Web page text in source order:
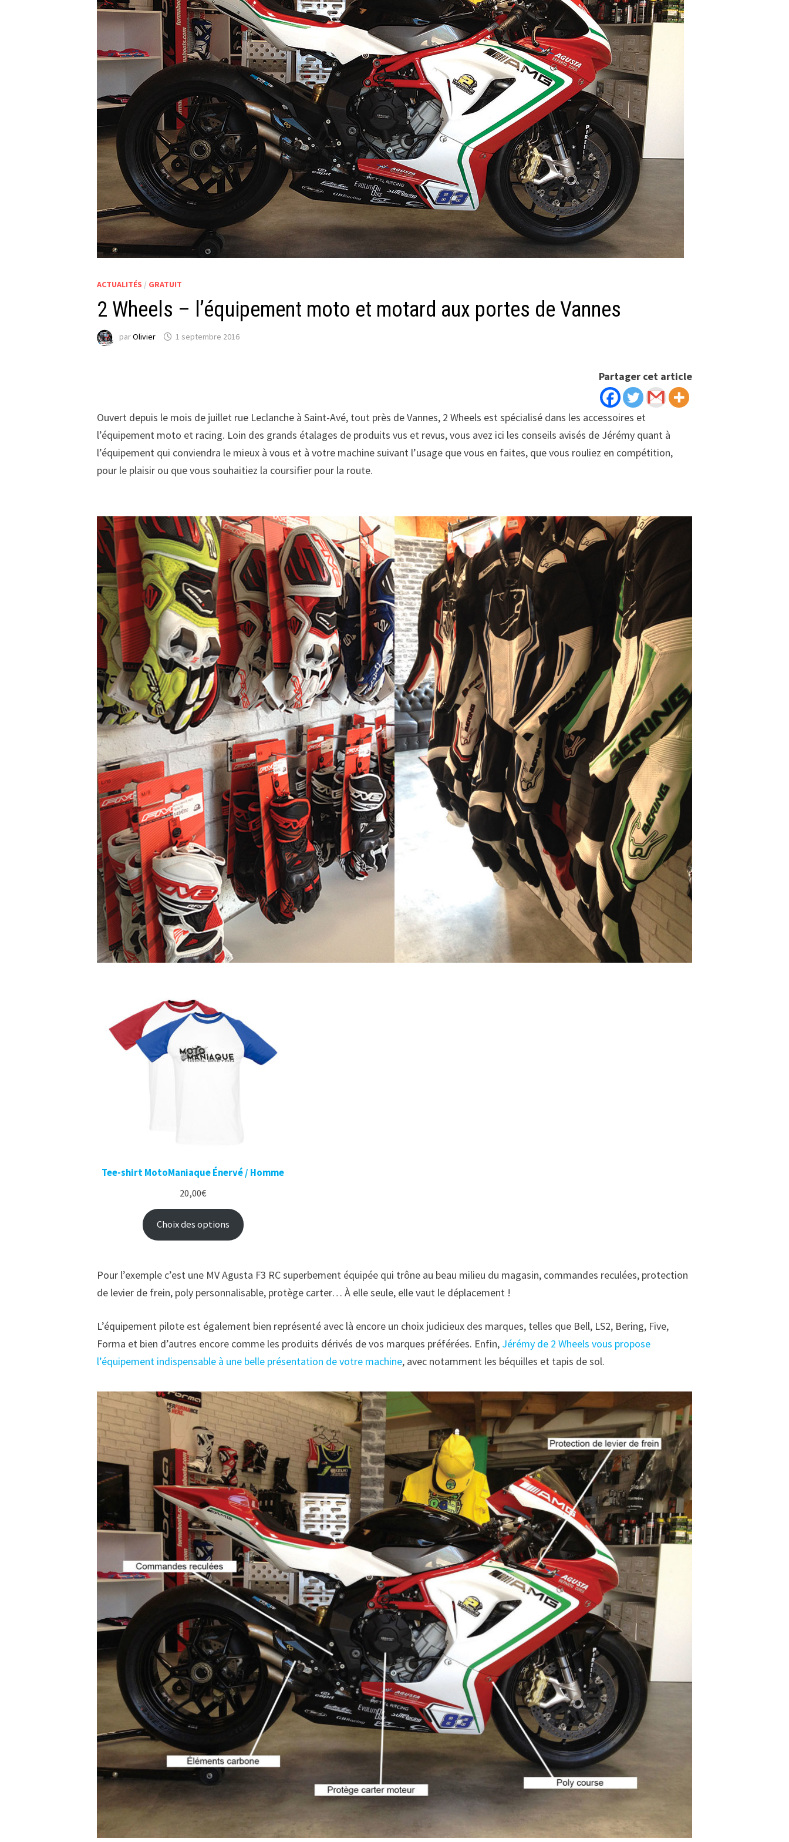
ACTUALITÉS / GRATUIT
2 Wheels – l’équipement moto et motard aux portes de Vannes
parOlivier 1 septembre 2016
Partager cet article
Ouvert depuis le mois de juillet rue Leclanche à Saint-Avé, tout près de Vannes, 2 Wheels est spécialisé dans les accessoires et
l’équipement moto et racing. Loin des grands étalages de produits vus et revus, vous avez ici les conseils avisés de Jérémy quant à
l’équipement qui conviendra le mieux à vous et à votre machine suivant l’usage que vous en faites, que vous rouliez en compétition,
pour le plaisir ou que vous souhaitiez la coursifier pour la route.
Tee-shirt MotoManiaque Énervé / Homme
20,00€
Choix des options
Pour l’exemple c’est une MV Agusta F3 RC superbement équipée qui trône au beau milieu du magasin, commandes reculées, protection
de levier de frein, poly personnalisable, protège carter… À elle seule, elle vaut le déplacement !
L’équipement pilote est également bien représenté avec là encore un choix judicieux des marques, telles que Bell, LS2, Bering, Five,
Forma et bien d’autres encore comme les produits dérivés de vos marques préférées. Enfin, Jérémy de 2 Wheels vous propose
l’équipement indispensable à une belle présentation de votre machine, avec notamment les béquilles et tapis de sol.